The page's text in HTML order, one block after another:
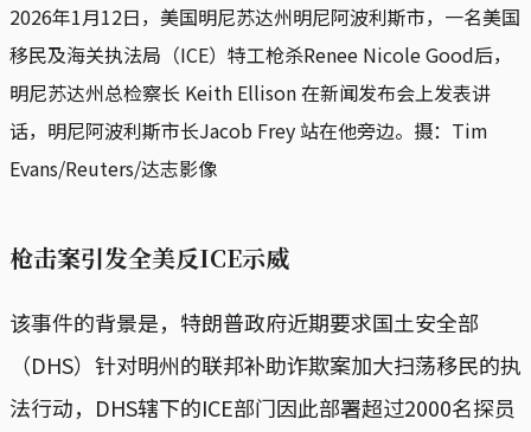
2026年1月12日，美国明尼苏达州明尼阿波利斯市，一名美国
移民及海关执法局（ICE）特工枪杀Renee Nicole Good后，
明尼苏达州总检察长 Keith Ellison 在新闻发布会上发表讲
话，明尼阿波利斯市长Jacob Frey 站在他旁边。摄：Tim
Evans/Reuters/达志影像
枪击案引发全美反ICE示威
该事件的背景是，特朗普政府近期要求国土安全部
（DHS）针对明州的联邦补助诈欺案加大扫荡移民的执
法行动，DHS辖下的ICE部门因此部署超过2000名探员